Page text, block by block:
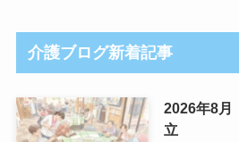
介護ブログ新着記事
2026年8
立